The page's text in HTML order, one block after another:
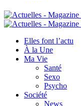
Elles font l’actu
À la Une
Ma Vie
Santé
Sexo
Psycho
Société
News